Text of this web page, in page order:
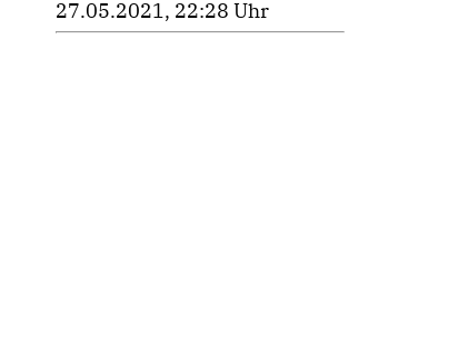
27.05.2021, 22:28 Uhr